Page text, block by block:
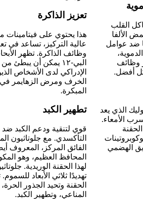
القلب
الألفا
ضد عوامل
وظائف
أفضل.
الذي يعد
الأمعاء.
الهضمي
تعزيز الذاكرة
هذا يحتوي على فيتامينات
عالية التركيز، تساعد في
وظائف الذاكرة. تظهر
البي-١٢ يمكن أن يبطئ
الإدراكي لدى الأشخاص
الخرف ومرض الزهايمر
المبكرة.
تطهير الكبد
قوي لتنقية ودعم الكبد ضد
التأكسدي. مع جلوتاثيون
الفائق المركز، المعروف
المحافظ العظيم، وهو
لهذا الحقنة الوريدية.
تهديدًا ثلاثي الأبعاد
الحقنة وتحيد الجذور
المناعي، وتطهير الكبد.